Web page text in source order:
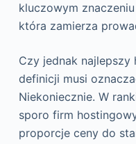
kluczowym
która zamierza
Czy jednak najlepszy
definicji musi
Niekoniecznie. W
sporo firm
proporcje ceny do